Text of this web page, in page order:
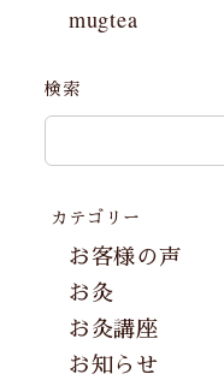
mugtea
検索
カテゴリー
お客様の声
お灸
お灸講座
お知らせ